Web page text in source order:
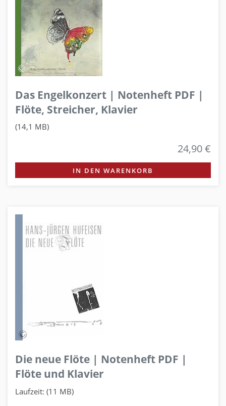
Das Engelkonzert | Notenheft PDF |
Flöte, Streicher, Klavier
(14,1 MB)
24,90 €
IN DEN WARENKORB
Die neue Flöte | Notenheft PDF |
Flöte und Klavier
Laufzeit: (11 MB)